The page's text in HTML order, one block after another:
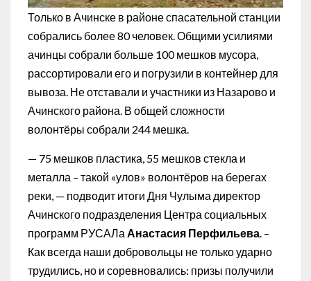
Только в Ачинске в районе спасательной станции
собрались более 80 человек. Общими усилиями
ачинцы собрали больше 100 мешков мусора,
рассортировали его и погрузили в контейнер для
вывоза. Не отставали и участники из Назарово и
Ачинского района. В общей сложности
волонтёры собрали 244 мешка.
— 75 мешков пластика, 55 мешков стекла и
металла – такой «улов» волонтёров на берегах
реки, — подводит итоги Дня Чулыма директор
Ачинского подразделения Центра социальных
программ РУСАЛа Анастасия Перфильева. –
Как всегда наши добровольцы не только ударно
трудились, но и соревновались: призы получили